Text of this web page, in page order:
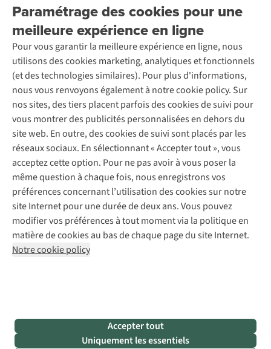
Paramétrage des cookies pour une
meilleure expérience en ligne
Pour vous garantir la meilleure expérience en ligne, nous
utilisons des cookies marketing, analytiques et fonctionnels
(et des technologies similaires). Pour plus d'informations,
nous vous renvoyons également à notre cookie policy. Sur
nos sites, des tiers placent parfois des cookies de suivi pour
vous montrer des publicités personnalisées en dehors du
site web. En outre, des cookies de suivi sont placés par les
réseaux sociaux. En sélectionnant « Accepter tout », vous
acceptez cette option. Pour ne pas avoir à vous poser la
même question à chaque fois, nous enregistrons vos
préférences concernant l’utilisation des cookies sur notre
site Internet pour une durée de deux ans. Vous pouvez
modifier vos préférences à tout moment via la politique en
matière de cookies au bas de chaque page du site Internet.
Notre cookie policy
Accepter tout
Uniquement les essentiels
Retourner
Rétractation d'une commande
Entretien & réparations
Garantie
Contactez-nous
Entreprise responsable
À propos d’Ayacucho
Nos magasins
À propos d’A.S.Adventure
Déclaration d'accessibilité
Location / Location sports d’hiver
Seconde-main
Entretien de ski
Service de lavage
Entretien de chaussures
Réparation de chaussures
Réparation de vêtements
Retouches
Pour les entreprises
Découvrez
A.S.Magazine
Explore Camp
Gear Check
Expertise & conseils
Abonnez-vous à la newsletter
Suivez-nous
Mentions légales
Politique de confidentialité
Conditions générales
Cookie Policy